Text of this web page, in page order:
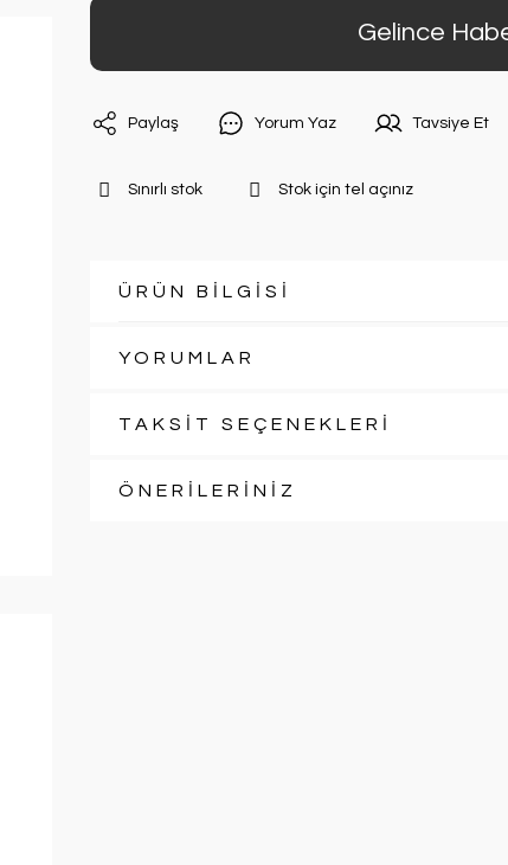
Gelince
Paylaş Yorum Yaz Tavsiye Et
Sınırlı stok Stok için tel açınız
ÜRÜN BİLGİSİ
YORUMLAR
TAKSİT SEÇENEKLERİ
ÖNERİLERİNİZ